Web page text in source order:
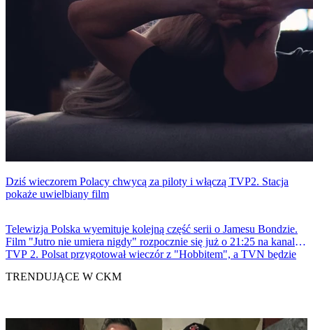
Dziś wieczorem Polacy chwycą za piloty i włączą TVP2. Stacja
pokaże uwielbiany film
Telewizja Polska wyemituje kolejną część serii o Jamesu Bondzie.
Film "Jutro nie umiera nigdy" rozpocznie się już o 21:25 na kanale
TVP 2. Polsat przygotował wieczór z "Hobbitem", a TVN będzie
TRENDUJĄCE W CKM